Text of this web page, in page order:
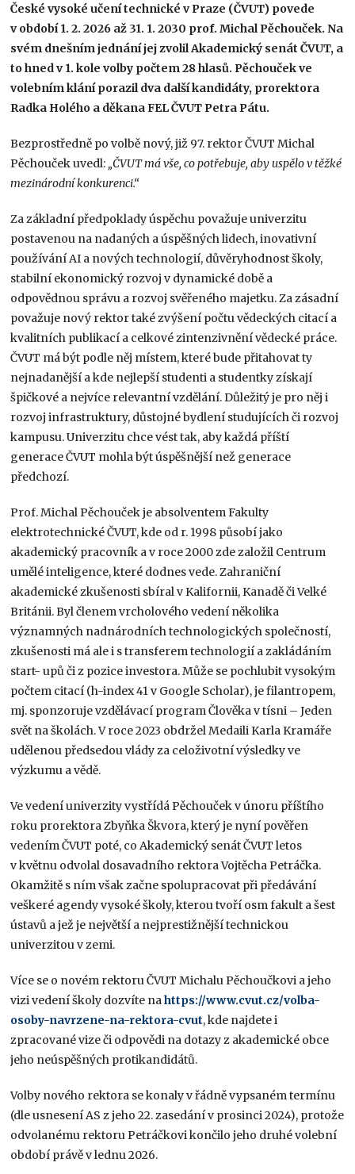
České vysoké učení technické v Praze (ČVUT) povede
v období 1. 2. 2026 až 31. 1. 2030 prof. Michal Pěchouček. Na
svém dnešním jednání jej zvolil Akademický senát ČVUT, a
to hned v 1. kole volby počtem 28 hlasů. Pěchouček ve
volebním klání porazil dva další kandidáty, prorektora
Radka Holého a děkana FEL ČVUT Petra Pátu.
Bezprostředně po volbě nový, již 97. rektor ČVUT Michal
Pěchouček uvedl: „ČVUT má vše, co potřebuje, aby uspělo v těžké
mezinárodní konkurenci.“
Za základní předpoklady úspěchu považuje univerzitu
postavenou na nadaných a úspěšných lidech, inovativní
používání AI a nových technologií, důvěryhodnost školy,
stabilní ekonomický rozvoj v dynamické době a
odpovědnou správu a rozvoj svěřeného majetku. Za zásadní
považuje nový rektor také zvýšení počtu vědeckých citací a
kvalitních publikací a celkové zintenzivnění vědecké práce.
ČVUT má být podle něj místem, které bude přitahovat ty
nejnadanější a kde nejlepší studenti a studentky získají
špičkové a nejvíce relevantní vzdělání. Důležitý je pro něj i
rozvoj infrastruktury, důstojné bydlení studujících či rozvoj
kampusu. Univerzitu chce vést tak, aby každá příští
generace ČVUT mohla být úspěšnější než generace
předchozí.
Prof. Michal Pěchouček je absolventem Fakulty
elektrotechnické ČVUT, kde od r. 1998 působí jako
akademický pracovník a v roce 2000 zde založil Centrum
umělé inteligence, které dodnes vede. Zahraniční
akademické zkušenosti sbíral v Kalifornii, Kanadě či Velké
Británii. Byl členem vrcholového vedení několika
významných nadnárodních technologických společností,
zkušenosti má ale i s transferem technologií a zakládáním
start- upů či z pozice investora. Může se pochlubit vysokým
počtem citací (h-index 41 v Google Scholar), je filantropem,
mj. sponzoruje vzdělávací program Člověka v tísni – Jeden
svět na školách. V roce 2023 obdržel Medaili Karla Kramáře
udělenou předsedou vlády za celoživotní výsledky ve
výzkumu a vědě.
Ve vedení univerzity vystřídá Pěchouček v únoru příštího
roku prorektora Zbyňka Škvora, který je nyní pověřen
vedením ČVUT poté, co Akademický senát ČVUT letos
v květnu odvolal dosavadního rektora Vojtěcha Petráčka.
Okamžitě s ním však začne spolupracovat při předávání
veškeré agendy vysoké školy, kterou tvoří osm fakult a šest
ústavů a jež je největší a nejprestižnější technickou
univerzitou v zemi.
Více se o novém rektoru ČVUT Michalu Pěchoučkovi a jeho
vizi vedení školy dozvíte nahttps://www.cvut.cz/volba-
osoby-navrzene-na-rektora-cvut, kde najdete i
zpracované vize či odpovědi na dotazy z akademické obce
jeho neúspěšných protikandidátů.
Volby nového rektora se konaly v řádně vypsaném termínu
(dle usnesení AS z jeho 22. zasedání v prosinci 2024), protože
odvolanému rektoru Petráčkovi končilo jeho druhé volební
období právě v lednu 2026.